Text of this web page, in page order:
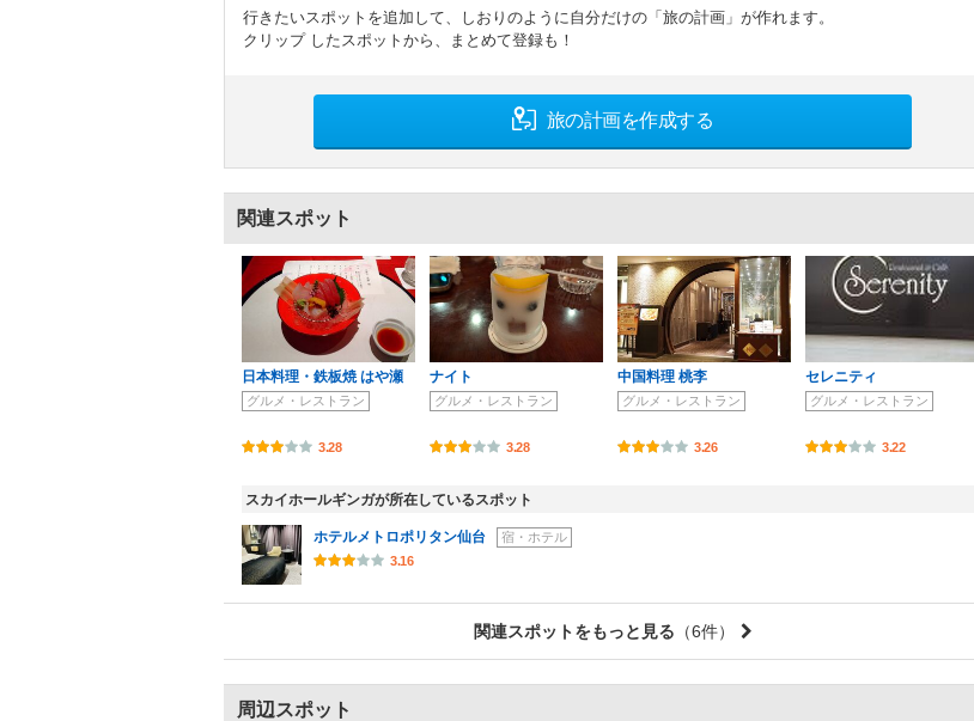
行きたいスポットを追加して、しおりのように自分だけの「旅の計画」が作れます。
クリップ したスポットから、まとめて登録も！
旅の計画を作成する
関連スポット
日本料理・鉄板焼 はや瀬
グルメ・レストラン
3.28
ナイト
グルメ・レストラン
3.28
中国料理 桃李
グルメ・レストラン
3.26
セレニティ
グルメ・レストラン
3.22
スカイホールギンガが所在しているスポット
ホテルメトロポリタン仙台
宿・ホテル
3.16
関連スポットをもっと見る （6件）
周辺スポット